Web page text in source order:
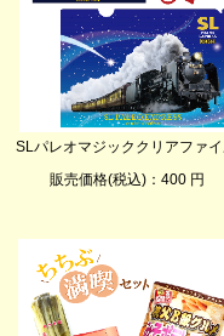
SLパレオマジッククリアファ
販売価格(税込)：400 円